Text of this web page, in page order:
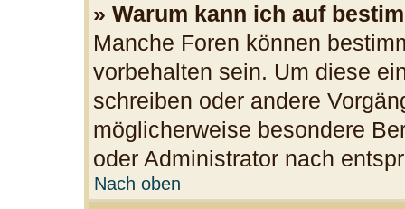
» Warum kann ich auf
Manche Foren können
vorbehalten sein. Um diese
schreiben oder andere
möglicherweise besondere
oder Administrator nach
Nach oben